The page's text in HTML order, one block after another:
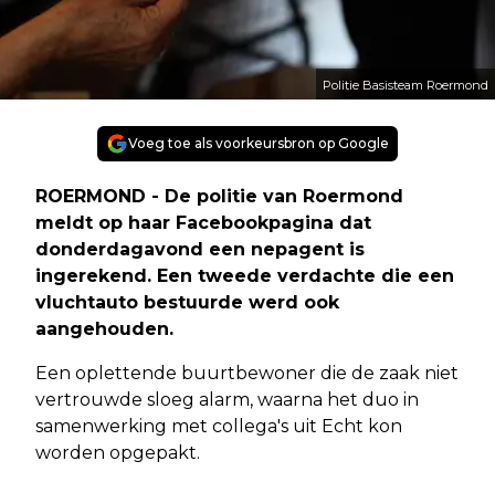
Politie Basisteam Roermond
Voeg toe als voorkeursbron op Google
ROERMOND - De politie van Roermond
meldt op haar Facebookpagina dat
donderdagavond een nepagent is
ingerekend. Een tweede verdachte die een
vluchtauto bestuurde werd ook
aangehouden.
Een oplettende buurtbewoner die de zaak niet
vertrouwde sloeg alarm, waarna het duo in
samenwerking met collega's uit Echt kon
worden opgepakt.